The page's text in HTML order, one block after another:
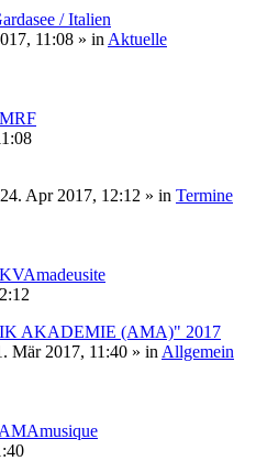
/ Italien
11:08 » in Aktuelle
MRF
Apr 2017, 12:12 » in Termine
KVAmadeusite
AKADEMIE (AMA)" 2017
Mär 2017, 11:40 » in Allgemein
AMAmusique